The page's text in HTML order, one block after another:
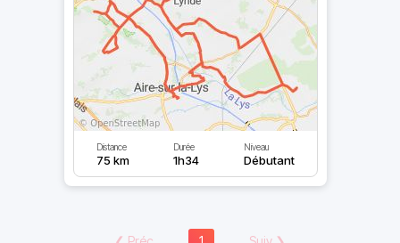
Distance
75 km
Durée
1h34
Niveau
Débutant